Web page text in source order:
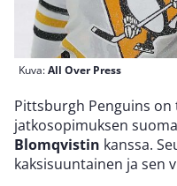
Kuva:All Over Press
Pittsburgh Penguins
jatkosopimuksen
Blomqvistin kanssa.
kaksisuuntainen ja sen